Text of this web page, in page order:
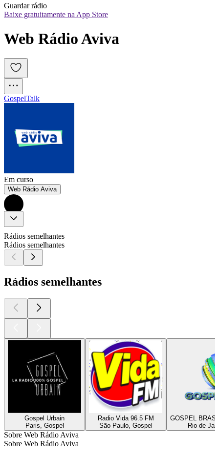
Guardar rádio
Baixe gratuitamente na App Store
Web Rádio Aviva
GospelTalk
Em curso
Web Rádio Aviva
Rádios semelhantes
Rádios semelhantes
Rádios semelhantes
Gospel Urbain
Paris, Gospel
Radio Vida 96.5 FM
São Paulo, Gospel
GOSPEL
Rio de
Sobre Web Rádio Aviva
Sobre Web Rádio Aviva